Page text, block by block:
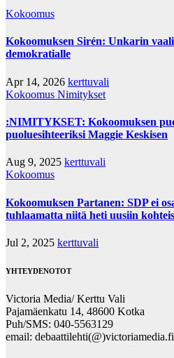
Kokoomus
Kokoomuksen Sirén: Unkarin
demokratialle
Apr 14, 2026 kerttuvali
Kokoomus Nimitykset
:NIMITYKSET: Kokoomuksen
puoluesihteeriksi Maggie Keskisen
Aug 9, 2025 kerttuvali
Kokoomus
Kokoomuksen Partanen: SDP ei
tuhlaamatta niitä heti uusiin
Jul 2, 2025 kerttuvali
YHTEYDENOTOT
Victoria Media/ Kerttu Vali
Pajamäenkatu 14, 48600 Kotka
Puh/SMS: 040-5563129
email: debaattilehti(@)victoriamedia.fi